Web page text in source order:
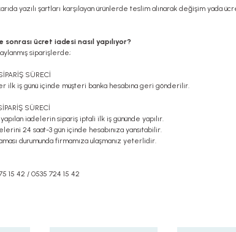
yazılı şartları karşılayan ürünlerde teslim alınarak değişim yada
ücret iadesi nasıl yapılıyor?
siparişlerde;
SÜRECİ
ilk iş günü içinde müşteri banka hesabına geri gönderilir.
SÜRECİ
iadelerin sipariş iptali ilk iş gününde yapılır.
24 saat-3 gün içinde hesabınıza yansıtabilir.
durumunda firmamıza ulaşmanız yeterlidir.
15 42 / 0535 724 15 42